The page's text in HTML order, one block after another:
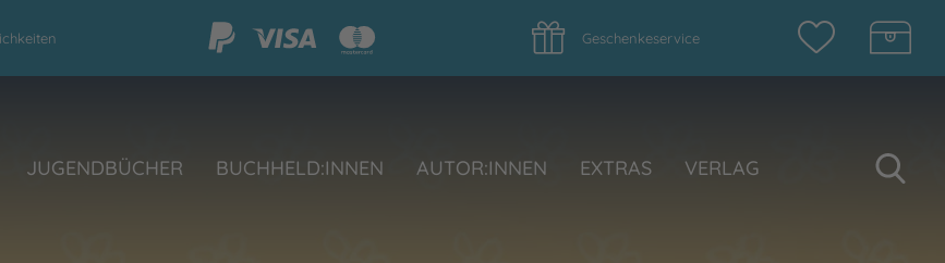
Geschenkeservice
JUGENDBÜCHER BUCHHELD:INNEN AUTOR:INNEN EXTRAS VERLAG